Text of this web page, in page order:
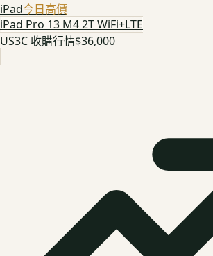
iPad今日高價
iPad Pro 13 M4 2T WiFi+LTE
US3C 收購行情$36,000